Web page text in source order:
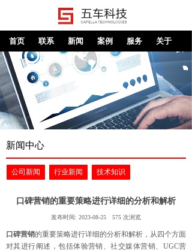
首页 联系 新闻 案例 服务 关于
新闻中心
公司新闻 行业新闻 技术知识
口碑营销的重要策略进行详细的分析和解析
发布时间: 2023-08-25 575 次浏览
口碑营销的重要策略进行详细的分析和解析，从四个方面
对其进行阐述，包括体验营销、社交媒体营销、UGC营